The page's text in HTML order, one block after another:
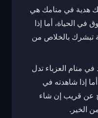
هدية في منامك هي
في الحياة، أما إذا
تبشرك بالخلاص من
منام العزباء تدل
إذا شاهدته في
عن قريب إن شاء
الخير.